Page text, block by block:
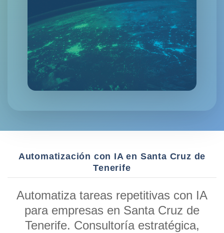
Automatización con IA en Santa Cruz de
Tenerife
Automatiza tareas repetitivas con IA
para empresas en Santa Cruz de
Tenerife. Consultoría estratégica,